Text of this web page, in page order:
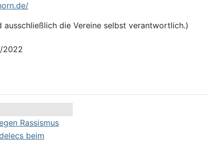
ausschließlich die Vereine selbst verantwortlich.)
2022
Rassismus
beim